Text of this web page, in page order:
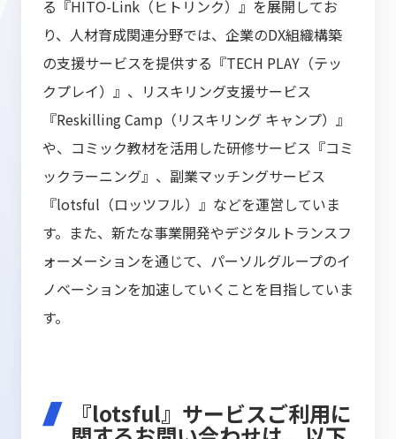
る『HITO-Link（ヒトリンク）』を展開してお
り、人材育成関連分野では、企業のDX組織構築
の支援サービスを提供する『TECH PLAY（テッ
クプレイ）』、リスキリング支援サービス
『Reskilling Camp（リスキリング キャンプ）』
や、コミック教材を活用した研修サービス『コミ
ックラーニング』、副業マッチングサービス
『lotsful（ロッツフル）』などを運営していま
す。また、新たな事業開発やデジタルトランスフ
ォーメーションを通じて、パーソルグループのイ
ノベーションを加速していくことを目指していま
す。
『lotsful』サービスご利用に